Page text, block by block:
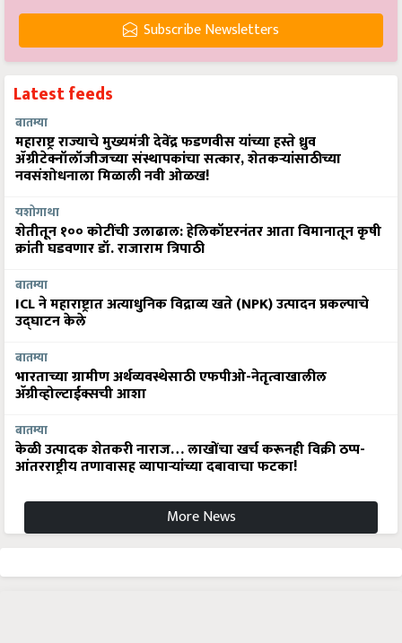
Subscribe Newsletters
Latest feeds
बातम्या
महाराष्ट्र राज्याचे मुख्यमंत्री देवेंद्र फडणवीस यांच्या हस्ते ध्रुव
ॲग्रीटेक्नॉलॉजीजच्या संस्थापकांचा सत्कार, शेतकऱ्यांसाठीच्या
नवसंशोधनाला मिळाली नवी ओळख!
यशोगाथा
शेतीतून १०० कोटींची उलाढाल: हेलिकॉप्टरनंतर आता विमानातून कृषी
क्रांती घडवणार डॉ. राजाराम त्रिपाठी
बातम्या
ICL ने महाराष्ट्रात अत्याधुनिक विद्राव्य खते (NPK) उत्पादन प्रकल्पाचे
उद्घाटन केले
बातम्या
भारताच्या ग्रामीण अर्थव्यवस्थेसाठी एफपीओ-नेतृत्वाखालील
अ‍ॅग्रीव्होल्टाईक्सची आशा
बातम्या
केळी उत्पादक शेतकरी नाराज… लाखोंचा खर्च करूनही विक्री ठप्प-
आंतरराष्ट्रीय तणावासह व्यापाऱ्यांच्या दबावाचा फटका!
More News